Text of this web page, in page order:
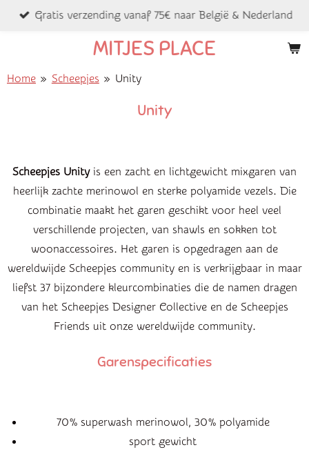
Ga
de
MITJES PLACE
Gratis verzending vanaf 75€ naar België & Nederland
Home » Scheepjes » Unity
Unity
Scheepjes Unity is een zacht en lichtgewicht mixgaren van
heerlijk zachte merinowol en sterke polyamide vezels. Die
combinatie maakt het garen geschikt voor heel veel
verschillende projecten, van shawls en sokken tot
woonaccessoires. Het garen is opgedragen aan de
wereldwijde Scheepjes community en is verkrijgbaar in maar
liefst 37 bijzondere kleurcombinaties die de namen dragen
van het Scheepjes Designer Collective en de Scheepjes
Friends uit onze wereldwijde community.
Garenspecificaties
70% superwash merinowol, 30% polyamide
sport gewicht